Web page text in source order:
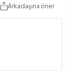
Arkadaşına öner